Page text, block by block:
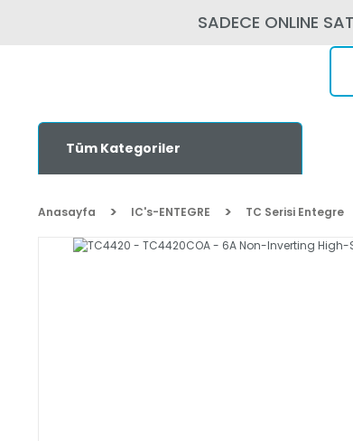
SADECE ONLINE
Tüm Kategoriler
Anasayfa IC's-ENTEGRE TC Serisi Entegre